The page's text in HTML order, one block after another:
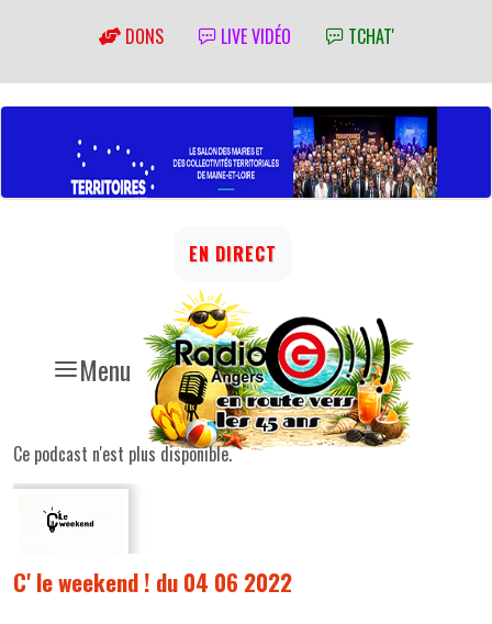
DONS LIVE VIDÉO TCHAT'
Menu
EN DIRECT
Ce podcast n'est plus disponible.
C' le weekend ! du 04 06 2022